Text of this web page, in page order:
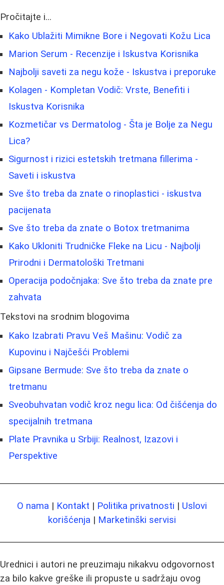
Pročitajte i...
Kako Ublažiti Mimikne Bore i Negovati Kožu Lica
Marion Serum - Recenzije i Iskustva Korisnika
Najbolji saveti za negu kože - Iskustva i preporuke
Kolagen - Kompletan Vodič: Vrste, Benefiti i
Iskustva Korisnika
Kozmetičar vs Dermatolog - Šta je Bolje za Negu
Lica?
Sigurnost i rizici estetskih tretmana fillerima -
Saveti i iskustva
Sve što treba da znate o rinoplastici - iskustva
pacijenata
Sve što treba da znate o Botox tretmanima
Kako Ukloniti Trudničke Fleke na Licu - Najbolji
Prirodni i Dermatološki Tretmani
Operacija podočnjaka: Sve što treba da znate pre
zahvata
Tekstovi na srodnim blogovima
Kako Izabrati Pravu Veš Mašinu: Vodič za
Kupovinu i Najčešći Problemi
Gipsane Bermude: Sve što treba da znate o
tretmanu
Sveobuhvatan vodič kroz negu lica: Od čišćenja do
specijalnih tretmana
Plate Pravnika u Srbiji: Realnost, Izazovi i
Perspektive
O nama | Kontakt | Politika privatnosti | Uslovi
korišćenja | Marketinški servisi
Urednici i autori ne preuzimaju nikakvu odgovornost
za bilo kakve greške ili propuste u sadržaju ovog